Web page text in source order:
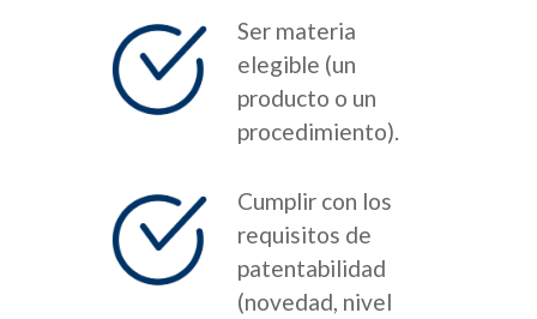
Ser materia
elegible (un
producto o un
procedimiento).
Cumplir con los
requisitos de
patentabilidad
(novedad, nivel